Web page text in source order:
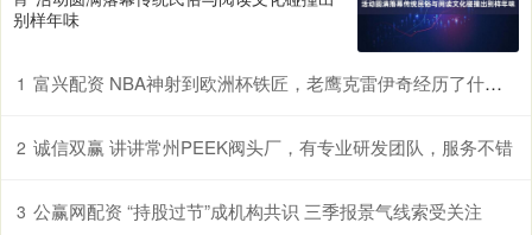
别样年味
1 富兴配资 NBA神射到欧洲杯铁匠，老鹰克雷伊奇经历了什么？
2 诚信双赢 讲讲常州PEEK阀头厂，有专业研发团队，服务不错
3 公赢网配资 “持股过节”成机构共识 三季报景气线索受关注